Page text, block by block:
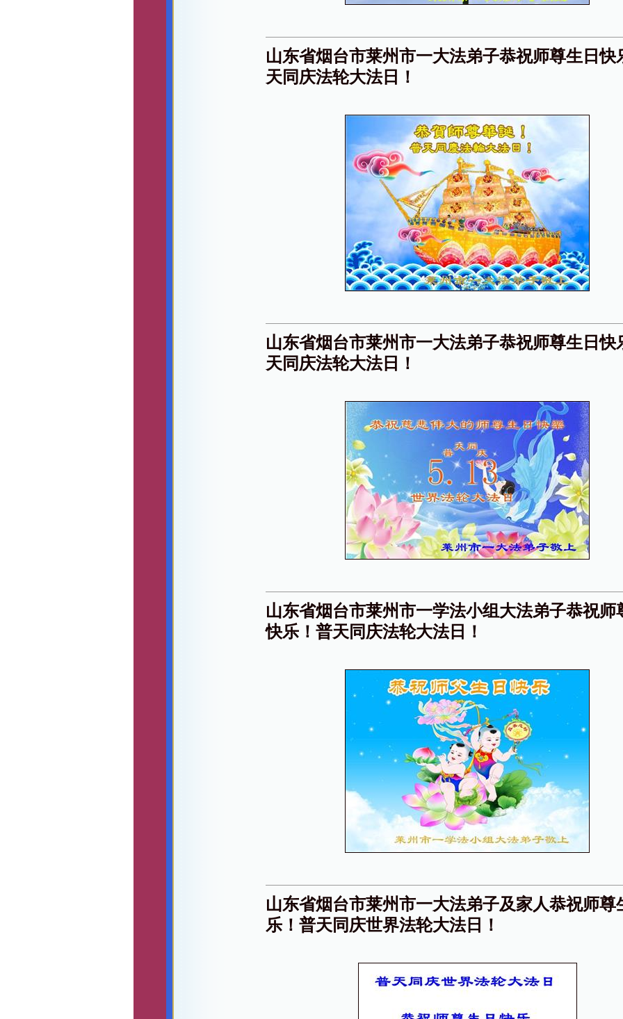
山东省烟台市莱州市一大法弟子恭祝师尊生日快
天同庆法轮大法日！
山东省烟台市莱州市一大法弟子恭祝师尊生日快
天同庆法轮大法日！
山东省烟台市莱州市一学法小组大法弟子恭祝师
快乐！普天同庆法轮大法日！
山东省烟台市莱州市一大法弟子及家人恭祝师尊
乐！普天同庆世界法轮大法日！